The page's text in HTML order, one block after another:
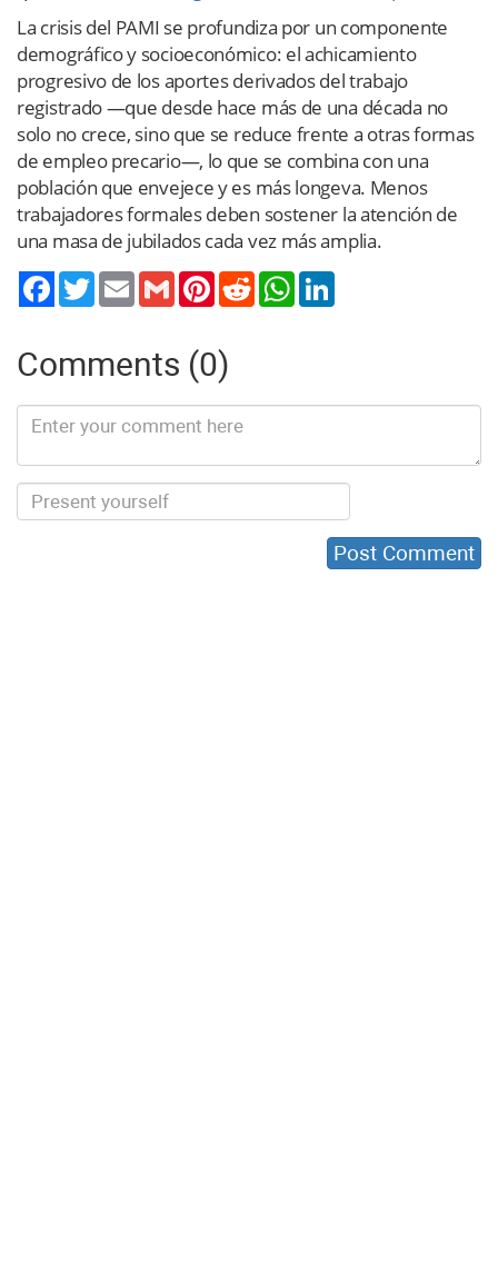
La crisis del PAMI se profundiza por un componente
demográfico y socioeconómico: el achicamiento
progresivo de los aportes derivados del trabajo
registrado —que desde hace más de una década no
solo no crece, sino que se reduce frente a otras formas
de empleo precario—, lo que se combina con una
población que envejece y es más longeva. Menos
trabajadores formales deben sostener la atención de
una masa de jubilados cada vez más amplia.
TwitterEmail Gmail PinterestReddit WhatsApp
Comments (0)